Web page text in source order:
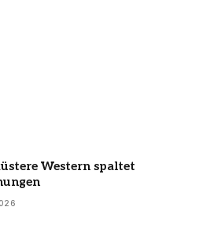
Western spaltet